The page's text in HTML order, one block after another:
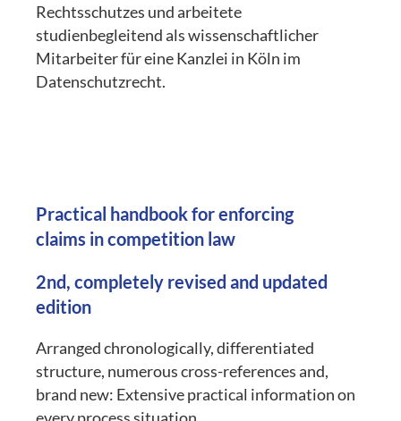
Rechtsschutzes und arbeitete
studienbegleitend als wissenschaftlicher
Mitarbeiter für eine Kanzlei in Köln im
Datenschutzrecht.
Practical handbook for enforcing
claims in competition law
2nd, completely revised and updated
edition
Arranged chronologically, differentiated
structure, numerous cross-references and,
brand new: Extensive practical information on